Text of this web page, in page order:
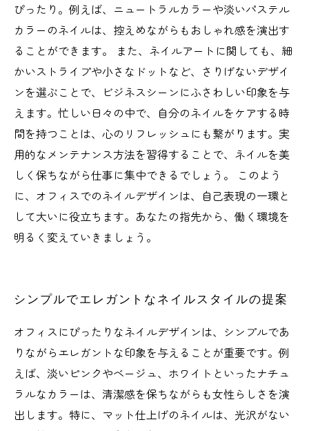
ぴったり。例えば、ニュートラルカラーや淡いパステル
カラーのネイルは、控えめながらもおしゃれ感を演出す
ることができます。 また、ネイルアートに関しても、細
かいストライプや小さなドットなど、さりげないデザイ
ンを選ぶことで、ビジネスシーンにふさわしい印象を与
えます。忙しい日々の中で、自分のネイルをケアする時
間を持つことは、心のリフレッシュにも繋がります。実
用的なメンテナンス方法を習得することで、ネイルを美
しく保ちながら仕事に集中できるでしょう。 このよう
に、オフィスでのネイルデザインは、自己表現の一環と
して大いに役立ちます。あなたの指先から、働く環境を
明るく変えていきましょう。
シンプルでエレガントなネイルスタイルの提案
オフィスにぴったりなネイルデザインは、シンプルであ
りながらエレガントな印象を与えることが重要です。例
えば、淡いピンクやベージュ、ホワイトといったナチュ
ラルなカラーは、清潔感を保ちながらも女性らしさを演
出します。特に、マット仕上げのネイルは、光沢がない